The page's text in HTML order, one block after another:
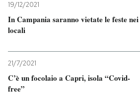
19/12/2021
In Campania saranno vietate le feste nei
locali
21/7/2021
C’è un focolaio a Capri, isola “Covid-
free”